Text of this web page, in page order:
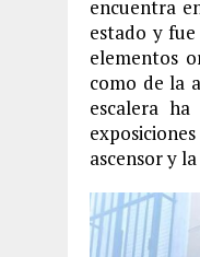
encuentra
estado y
elementos
como de la
escalera
ascensor y